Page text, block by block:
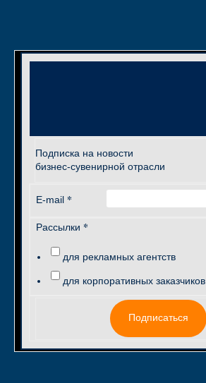
Подписка на новости
бизнес-сувенирной отрасли
E-mail *
Рассылки *
для рекламных агентств
для корпоративных заказчиков
Подписаться